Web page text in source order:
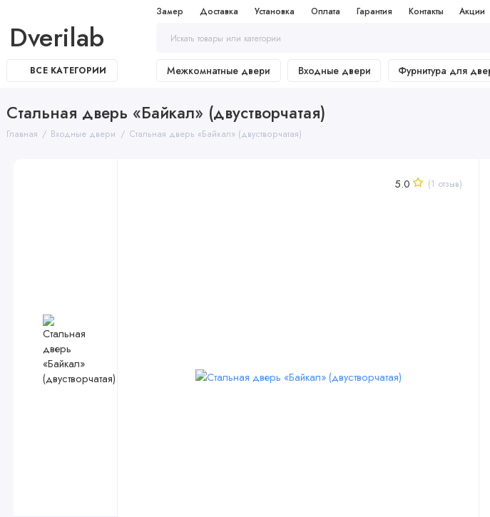
Замер Доставка Установка Оплата Гарантия Контакты Акции
Dverilab
ВСЕ КАТЕГОРИИ Межкомнатные двери Входные двери Фурнитура для
Стальная дверь «Байкал» (двустворчатая)
Главная Входные двери Стальная дверь «Байкал» (двустворчатая)
5.0 (1 отзыв)